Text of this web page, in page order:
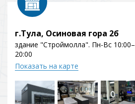
г.Тула, Осиновая гора 2б
здание "Строймолла". Пн-Вс 10:00–
20:00
Показать на карте